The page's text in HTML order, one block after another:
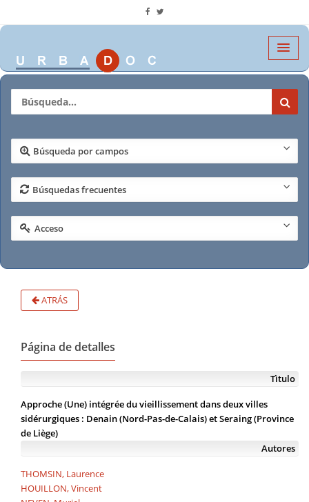
Búsqueda por campos
Búsquedas frecuentes
Acceso
ATRÁS
Página de detalles
Tìtulo
Approche (Une) intégrée du vieillissement dans deux villes
sidérurgiques : Denain (Nord-Pas-de-Calais) et Seraing (Province
de Liège)
Autores
THOMSIN, Laurence
HOUILLON, Vincent